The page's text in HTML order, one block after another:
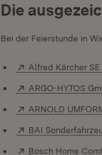
Die
Bei der Feierstunde in
Extern:
Alfred Kärcher SE
Extern:
ARGO-HYTOS
Extern:
ARNOLD
Extern:
BAI
Extern:
Bosch Home